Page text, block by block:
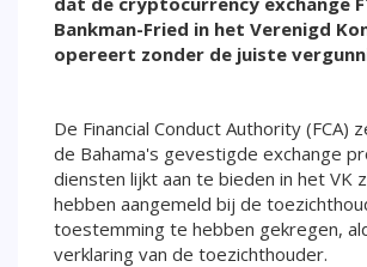
Bankman-Fried in het Verenigd
opereert zonder de juiste
De Financial Conduct Authority (FCA)
de Bahama's gevestigde exchange
diensten lijkt aan te bieden in het VK
hebben aangemeld bij de
toestemming te hebben gekregen,
verklaring van de toezichthouder.